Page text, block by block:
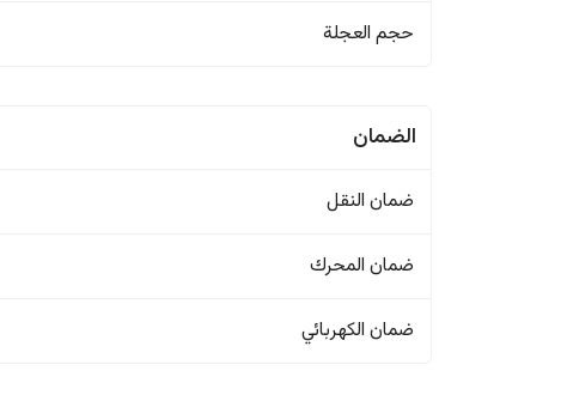
حجم العجلة
الضمان
ضمان النقل
ضمان المحرك
ضمان الكهربائي